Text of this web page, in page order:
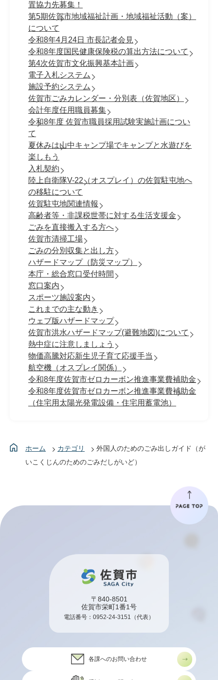
置協力先募集！
第5期佐賀市地域福祉計画・地域福祉活動（案）
について
令和8年4月24日 市長記者会見
令和8年度国民健康保険税の算出方法について
第4次佐賀市文化振興基本計画
電子入札システム
施設予約システム
佐賀市ごみカレンダー・分別表（佐賀地区）
会計年度任用職員募集
令和8年度 佐賀市職員採⽤試験実施計画につい
て
夏休みは山中キャンプ場でキャンプと水遊びを
楽しもう
入札契約
陸上自衛隊V-22（オスプレイ）の佐賀駐屯地へ
の移駐について
佐賀駐屯地関連情報
高齢者等・非課税世帯に対する生活支援金
ごみを直接搬入する方へ
佐賀市清掃工場
ごみの分別収集と出し方
ハザードマップ（防災マップ）
本庁・総合窓口受付時間
窓口案内
スポーツ施設案内
これまでの主な動き
ウェブ版ハザードマップ
佐賀市洪水ハザードマップ(避難地図)について
熱中症に注意しましょう
物価高騰対応新生児子育て応援手当
航空機（オスプレイ関係）
令和8年度佐賀市ゼロカーボン推進事業費補助金
令和8年度佐賀市ゼロカーボン推進事業費補助金
（住宅用太陽光発電設備・住宅用蓄電池）
ホーム カテゴリ
外国人のためのごみ出しガイド（が
いこくじんのためのごみだしがいど）
〒840-8501
佐賀市栄町1番1号
電話番号： 0952-24-3151 （代表）
各課へのお問い合わせ